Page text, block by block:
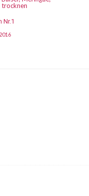
Nr.1